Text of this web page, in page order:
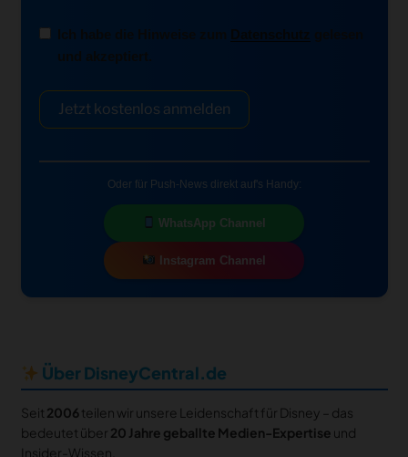
Ich habe die Hinweise zum Datenschutz
und akzeptiert.
Jetzt kostenlos anmelden
Oder für Push-News direkt auf's Handy:
WhatsApp Channel
Instagram Channel
Über DisneyCentral.de
Seit 2006teilen wir unsere Leidenschaft für Disney – das
bedeutet über 20 Jahre geballte Medien-Expertise und
Insider-Wissen.